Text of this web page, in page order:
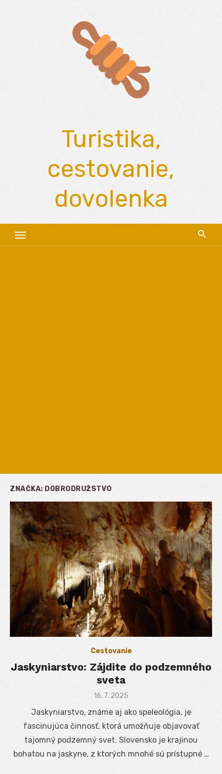
Turistika,
cestovanie,
dovolenka
ZNAČKA: DOBRODRUŽSTVO
Cestovanie
Jaskyniarstvo: Zájdite do podzemného
sveta
Posted
16. 7. 2025
Jaskyniarstvo, známe aj ako speleológia, je
fascinujúca činnosť, ktorá umožňuje objavovať
tajomný podzemný svet. Slovensko je krajinou
bohatou na jaskyne, z ktorých mnohé sú prístupné …